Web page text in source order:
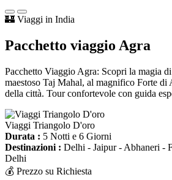
🏰 Viaggi in India
Pacchetto viaggio Agra
Pacchetto Viaggio Agra: Scopri la magia
maestoso Taj Mahal, al magnifico Forte di
della città. Tour confortevole con guida
Viaggi Triangolo D'oro
Durata : 5 Notti e 6 Giorni
Destinazioni : Delhi - Jaipur - Abhaneri -
Delhi
💰 Prezzo su Richiesta